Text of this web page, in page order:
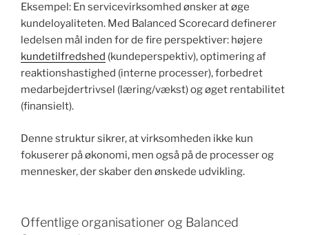
Eksempel: En servicevirksomhed ønsker at øge
kundeloyaliteten. Med Balanced Scorecard definerer
ledelsen mål inden for de fire perspektiver: højere
kundetilfredshed (kundeperspektiv), optimering af
reaktionshastighed (interne processer), forbedret
medarbejdertrivsel (læring/vækst) og øget rentabilitet
(finansielt).
Denne struktur sikrer, at virksomheden ikke kun
fokuserer på økonomi, men også på de processer og
mennesker, der skaber den ønskede udvikling.
Offentlige organisationer og Balanced